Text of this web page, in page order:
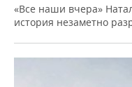
«Все наши вчера»
история незаметно